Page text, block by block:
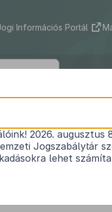
Információs Portál
2021.
belépő,
az1889/2005/
európai
2026.
Jogszabálytár
lehet